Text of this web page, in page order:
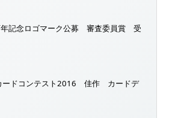
年記念ロゴマーク公募 審査委員賞 受
ードコンテスト2016 佳作 カードデ